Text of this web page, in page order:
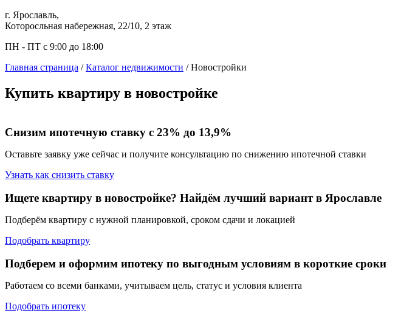
г. Ярославль,
Которосльная набережная, 22/10, 2 этаж
ПН - ПТ с 9:00 до 18:00
Главная страница /Каталог недвижимости /Новостройки
Купить квартиру в новостройке
Снизим ипотечную ставку с 23% до 13,9%
Оставьте заявку уже сейчас и получите консультацию по снижению ипотечной ставки
Узнать как снизить ставку
Ищете квартиру в новостройке? Найдём лучший вариант в Ярославле
Подберём квартиру с нужной планировкой, сроком сдачи и локацией
Подобрать квартиру
Подберем и оформим ипотеку по выгодным условиям в короткие сроки
Работаем со всеми банками, учитываем цель, статус и условия клиента
Подобрать ипотеку